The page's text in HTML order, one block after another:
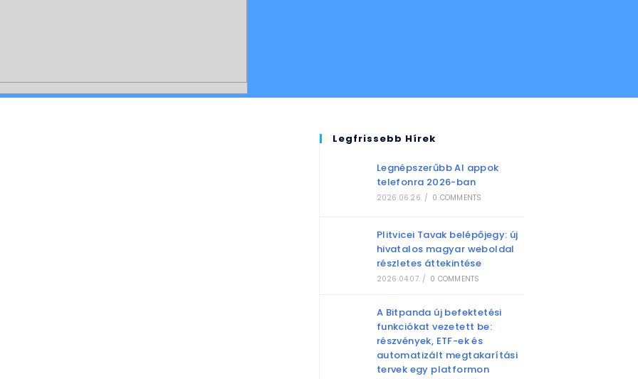
Legfrissebb Hírek
Legnépszerűbb AI appok
telefonra 2026-ban
2026.06.26. / 0 COMMENTS
Plitvicei Tavak belépőjegy: új
hivatalos magyar weboldal
részletes áttekintése
2026.04.07. / 0 COMMENTS
A Bitpanda új befektetési
funkciókat vezetett be:
részvények, ETF-ek és
automatizált megtakarítási
tervek egy platformon